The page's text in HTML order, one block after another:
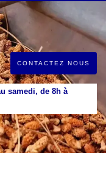
CONTACTEZ NOUS
samedi, de 8h à